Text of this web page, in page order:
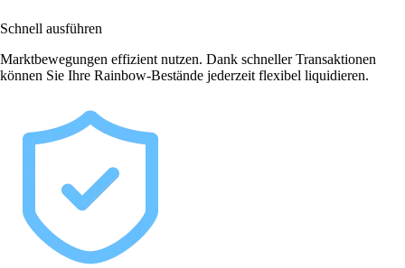
Schnell ausführen
Marktbewegungen effizient nutzen. Dank schneller Transaktionen
können Sie Ihre Rainbow-Bestände jederzeit flexibel liquidieren.